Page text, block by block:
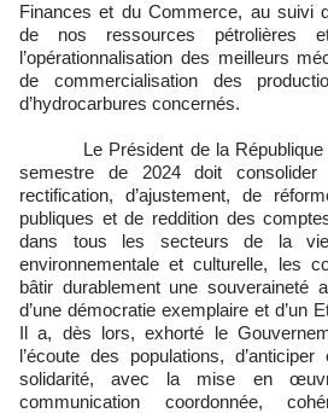
Finances et du Commerce, au suivi
de nos ressources pétrolières
l’opérationnalisation des meilleurs
de commercialisation des
d’hydrocarbures concernés.
Le Président de la République a
semestre de 2024 doit
rectification, d’ajustement, de
publiques et de reddition des
dans tous les secteurs de la vie
environnementale et culturelle, les
bâtir durablement une souveraineté
d’une démocratie exemplaire et d’un
Il a, dès lors, exhorté le
l’écoute des populations,
solidarité, avec la mise en
communication coordonnée,